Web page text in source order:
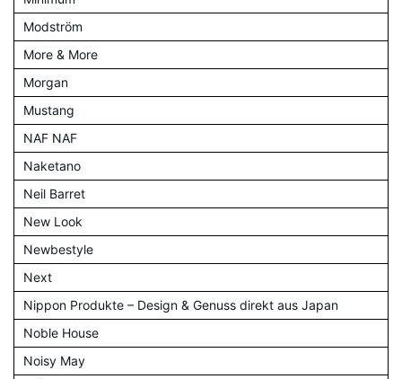
Modström
More & More
Morgan
Mustang
NAF NAF
Naketano
Neil Barret
New Look
Newbestyle
Next
Nippon Produkte – Design & Genuss direkt aus Japan
Noble House
Noisy May